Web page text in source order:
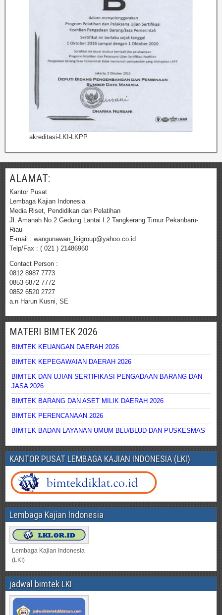
akreditasi-LKI-LKPP
ALAMAT:
Kantor Pusat
Lembaga Kajian Indonesia
Media Riset, Pendidikan dan Pelatihan
Jl. Amanah No.2 Gedung Lantai I.2 Tangkerang Timur Pekanbaru-
Riau
E-mail : wangunawan_lkigroup@yahoo.co.id
Telp/Fax : ( 021 ) 21486960
Contact Person :
0812 8987 7773
0853 6872 7772
0852 6520 2727
a.n Harun Kusni, SE
MATERI BIMTEK 2026
BIMTEK KEUANGAN DAERAH 2026
BIMTEK KEPEGAWAIAN DAERAH 2026
BIMTEK DAN UJIAN SERTIFIKASI PENGADAAN BARANG DAN
JASA 2026
BIMTEK BARANG DAN ASET MILIK DAERAH 2026
BIMTEK PERENCANAAN 2026
BIMTEK BADAN LAYANAN UMUM BLU/BLUD DAN PUSKESMAS
KANTOR PUSAT LEMBAGA KAJIAN INDONESIA (LKI)
Lembaga Kajian Indonesia
Lembaga Kajian Indonesia
(LKI)
jadwal bimtek LKI